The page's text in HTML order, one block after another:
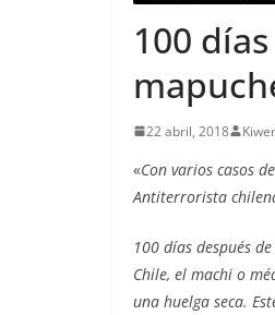
100
22 abril, 2018
«Con varios casos
Antiterrorista
100 días después
Chile, el machi o
una huelga seca.